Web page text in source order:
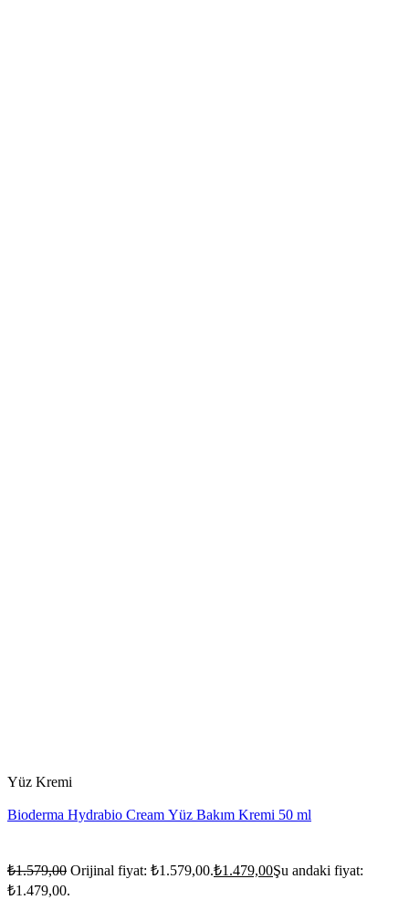
Yüz Kremi
Bioderma Hydrabio Cream Yüz Bakım Kremi 50 ml
₺1.579,00 Orijinal fiyat: ₺1.579,00.₺1.479,00Şu andaki fiyat:
₺1.479,00.